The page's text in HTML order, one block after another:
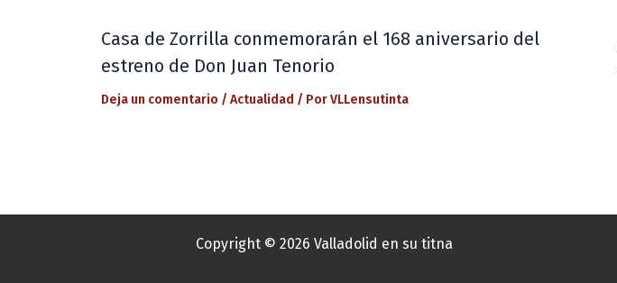
Casa de Zorrilla conmemorarán el 168 aniversario del
estreno de Don Juan Tenorio
Deja un comentario / Actualidad / PorVLLensutinta
Copyright © 2026 Valladolid en su titna